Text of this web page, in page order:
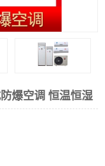
爆空调 恒温恒湿